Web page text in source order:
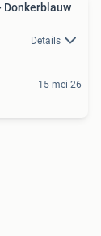
Donkerblauw
Details
15 mei 26